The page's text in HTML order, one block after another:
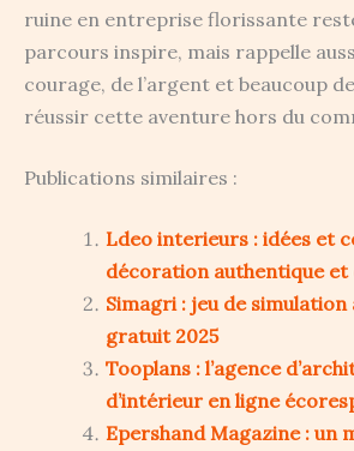
ruine en entreprise florissante
parcours inspire, mais rappelle
courage, de l’argent et beaucoup
réussir cette aventure hors du
Publications similaires :
Ldeo interieurs : idées et
décoration authentique et
Simagri : jeu de
gratuit 2025
Tooplans : l’agence
d’intérieur en ligne
Epershand Magazine : un